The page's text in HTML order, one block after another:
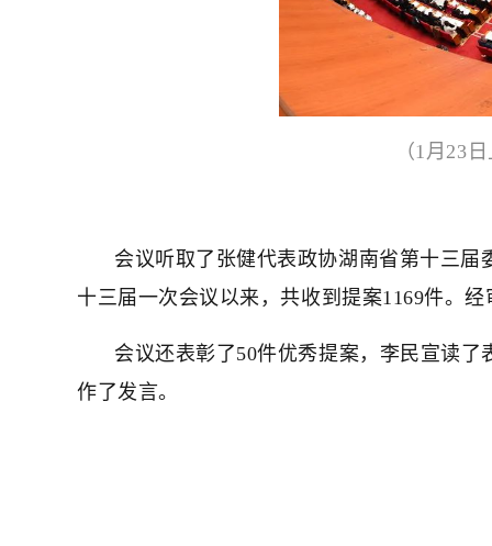
（1月23
会议听取了张健代表政协湖南省第十三
十三届一次会议以来，共收到提案1169件。
会议还表彰了50件优秀提案，李民宣读
作了发言。